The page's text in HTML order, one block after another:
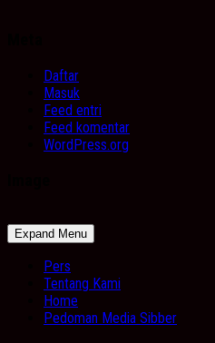
Daftar
Masuk
Feed entri
Feed komentar
WordPress.org
Expand Menu
Pers
Tentang Kami
Home
Pedoman Media Sibber